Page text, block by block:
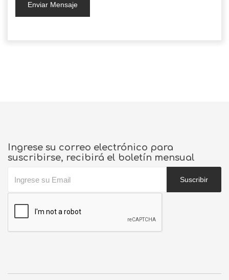
Enviar Mensaje
Ingrese su correo electrónico para
suscribirse, recibirá el boletín mensual
Suscribir